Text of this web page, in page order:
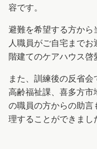
容です。
避難を希望する方から
人職員がご自宅まで
階建てのケアハウス啓
また、訓練後の反省
高齢福祉課、喜多方
の職員の方からの助言
理することができまし